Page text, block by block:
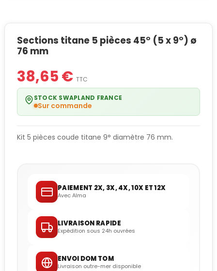
Sections titane 5 pièces 45° (5 x 9°) ø
76 mm
38,65 € TTC
STOCK SWAPLAND FRANCE
Sur commande
Kit 5 pièces coude titane 9° diamètre 76 mm.
PAIEMENT 2X, 3X, 4X, 10X ET 12X
Avec Alma
LIVRAISON RAPIDE
Expédition sous 24h ouvrées
ENVOI DOM TOM
Livraison outre-mer disponible